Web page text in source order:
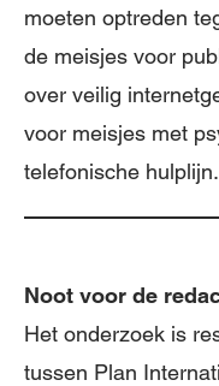
moeten optreden
de meisjes voor
over veilig
voor meisjes met
telefonische hulplijn.
Noot voor de
Het onderzoek is
tussen Plan